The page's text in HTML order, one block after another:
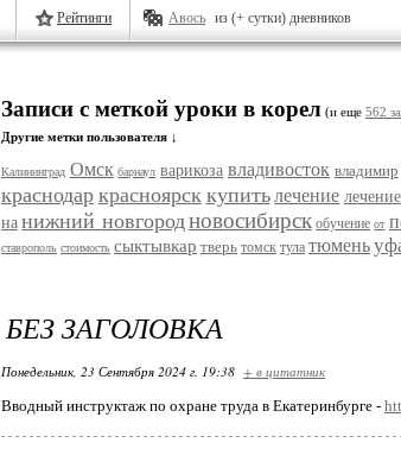
Рейтинги Авось из (+ сутки) дневников
Записи с меткой уроки в корел (и еще 562
Другие метки пользователя ↓
Калининград Омск барнаул варикоза владивосток владимир
краснодар красноярск купить лечение
на нижний новгородновосибирск обучение от
ставрополь стоимость сыктывкар тверь томск тула тюмень
БЕЗ ЗАГОЛОВКА
Понедельник, 23 Сентября 2024 г. 19:38 + в цитатник
Вводный инструктаж по охране труда в Екатеринбурге -